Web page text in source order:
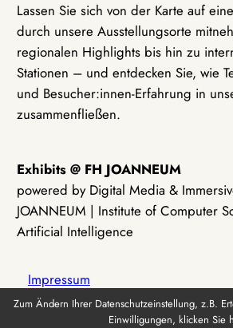
Lassen Sie sich von der Karte auf
durch unsere Ausstellungsorte
regionalen Highlights bis hin zu
Stationen – und entdecken Sie, wie
und Besucher:innen-Erfahrung in
zusammenfließen.
Exhibits @ FH JOANNEUM
powered by Digital Media &
JOANNEUM | Institute of Computer
Artificial Intelligence
Impressum
Zum Ändern Ihrer Datenschutzeinstellung, z.B.
Einwilligungen, klicken Sie